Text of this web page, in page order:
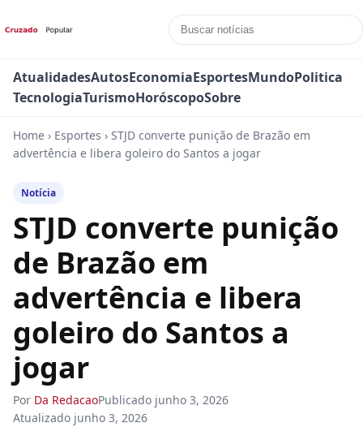
AtualidadesAutosEconomiaEsportesMundoPolitica
TecnologiaTurismoHoróscopoSobre
Home › Esportes › STJD converte punição de Brazão em
advertência e libera goleiro do Santos a jogar
Notícia
STJD converte punição
de Brazão em
advertência e libera
goleiro do Santos a
jogar
Por Da RedacaoPublicado junho 3, 2026
Atualizado junho 3, 2026